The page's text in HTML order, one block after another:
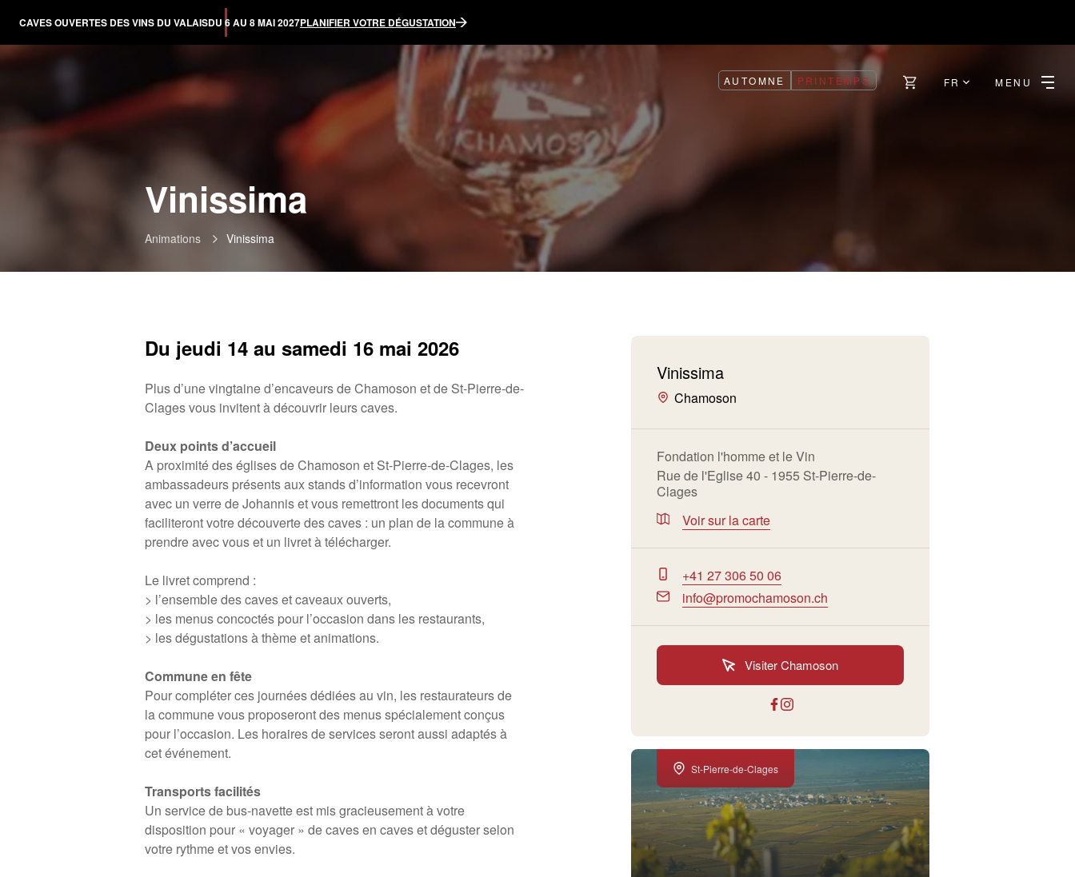
CAVES OUVERTES DES VINS DU VALAISDU 6 AU 8 MAI 2027PLANIFIER VOTRE DÉGUSTATION
AUTOMNE PRINTEMPS FR MENU
Vinissima
Animations Vinissima
Du jeudi 14 au samedi 16 mai 2026
Plus d’une vingtaine d’encaveurs de Chamoson et de St-Pierre-de-
Clages vous invitent à découvrir leurs caves.
Deux points d’accueil
A proximité des églises de Chamoson et St-Pierre-de-Clages, les
ambassadeurs présents aux stands d’information vous recevront
avec un verre de Johannis et vous remettront les documents qui
faciliteront votre découverte des caves : un plan de la commune à
prendre avec vous et un livret à télécharger.
Le livret comprend :
> l’ensemble des caves et caveaux ouverts,
> les menus concoctés pour l’occasion dans les restaurants,
> les dégustations à thème et animations.
Commune en fête
Pour compléter ces journées dédiées au vin, les restaurateurs de
la commune vous proposeront des menus spécialement conçus
pour l’occasion. Les horaires de services seront aussi adaptés à
cet événement.
Transports facilités
Un service de bus-navette est mis gracieusement à votre
disposition pour « voyager » de caves en caves et déguster selon
votre rythme et vos envies.
Vinissima
Chamoson
Fondation l'homme et le Vin
Rue de l'Eglise 40 - 1955 St-Pierre-de-
Clages
Voir sur la carte
+41 27 306 50 06
info@promochamoson.ch
Visiter Chamoson
St-Pierre-de-Clages